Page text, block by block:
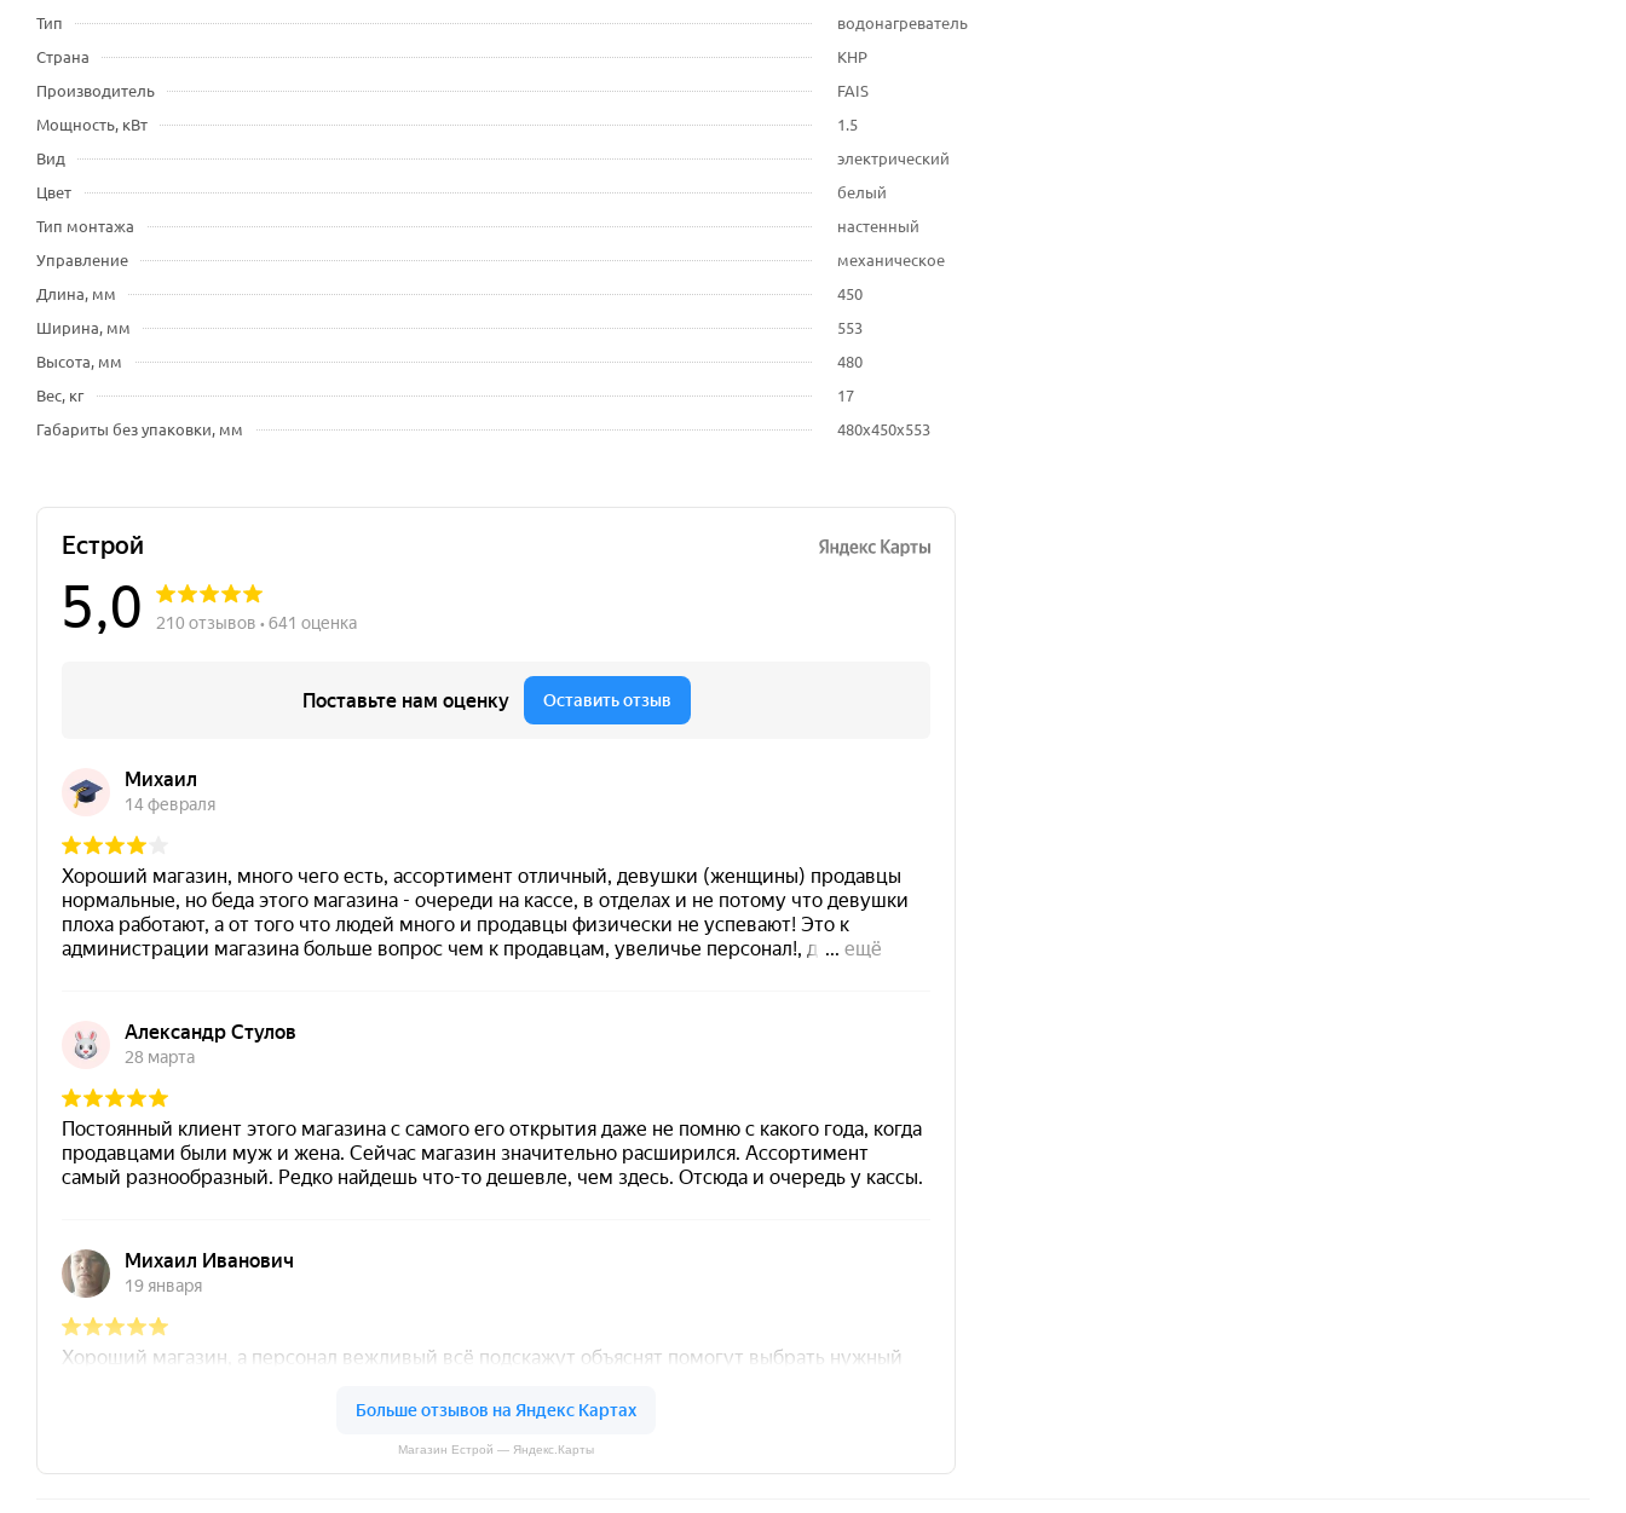
Тип
водонагреватель
Страна
КНР
Производитель
FAIS
Мощность, кВт
1.5
Вид
электрический
Цвет
белый
Тип монтажа
настенный
Управление
механическое
Длина, мм
450
Ширина, мм
553
Высота, мм
480
Вес, кг
17
Габариты без упаковки, мм
480х450х553
Магазин Естрой — Яндекс.Карты